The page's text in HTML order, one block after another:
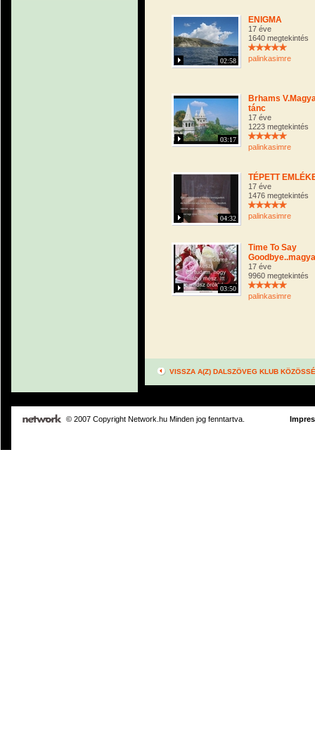
02:58
ENIGMA
17 éve
1640 megtekintés
palinkasimre
03:17
Brhams
tánc
17 éve
1223 megtekintés
palinkasimre
04:32
TÉPETT
17 éve
1476 megtekintés
palinkasimre
03:50
Time To Say
17 éve
9960 megtekintés
palinkasimre
VISSZA A(Z) DALSZÖVEG KLUB
© 2007 Copyright Network.hu Minden jog fenntartva.